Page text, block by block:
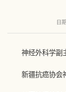
日
神经外科学副
新疆抗癌协会